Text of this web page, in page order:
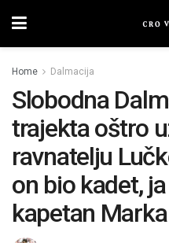
Home Dalmacija
Slobodna
trajekta oštro
ravnatelju
on bio kadet,
kapetan Marka